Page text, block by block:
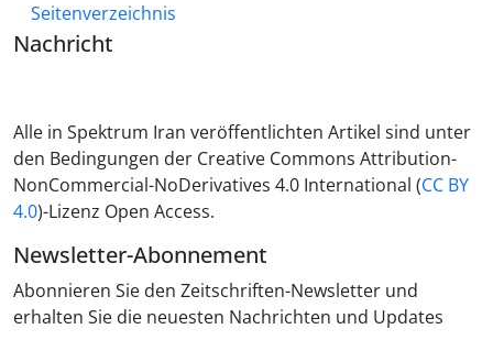
Seitenverzeichnis
Nachricht
Alle in Spektrum Iran veröffentlichten Artikel sind unter
den Bedingungen der Creative Commons Attribution-
NonCommercial-NoDerivatives 4.0 International (CC BY
4.0)-Lizenz Open Access.
Newsletter-Abonnement
Abonnieren Sie den Zeitschriften-Newsletter und
erhalten Sie die neuesten Nachrichten und Updates